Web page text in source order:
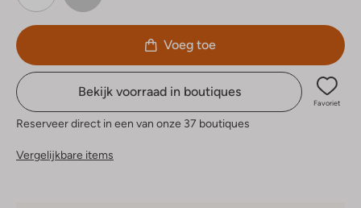
Voeg toe
Bekijk voorraad in boutiques
Favoriet
Reserveer direct in een van onze 37 boutiques
Vergelijkbare items